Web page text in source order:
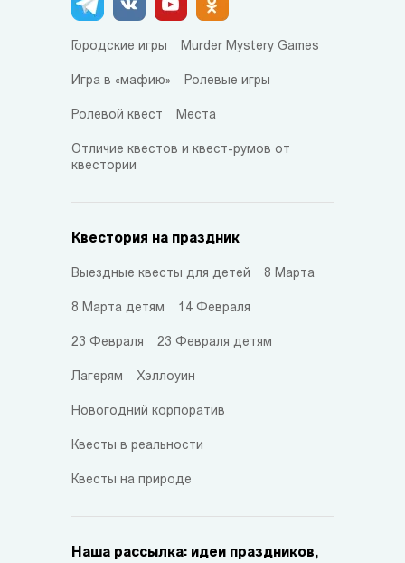
Городские игры Murder Mystery Games
Игра в «мафию» Ролевые игры
Ролевой квест Места
Отличие квестов и квест-румов от
квестории
Квестория на праздник
Выездные квесты для детей 8 Марта
8 Марта детям 14 Февраля
23 Февраля 23 Февраля детям
Лагерям Хэллоуин
Новогодний корпоратив
Квесты в реальности
Квесты на природе
Наша рассылка: идеи праздников,